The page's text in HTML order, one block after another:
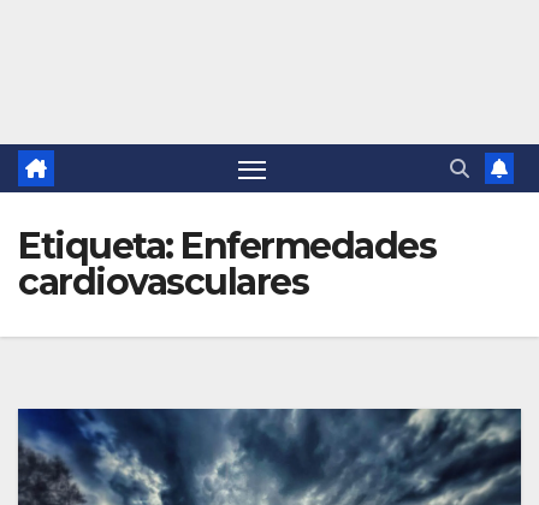
Etiqueta: Enfermedades
cardiovasculares